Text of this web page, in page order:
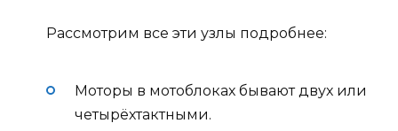
Рассмотрим все эти узлы подробнее:
Моторы в мотоблоках бывают двух или
четырёхтактными.